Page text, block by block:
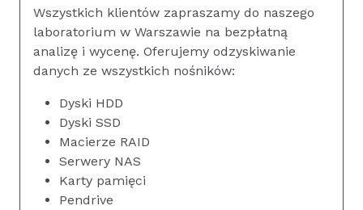
Wszystkich klientów zapraszamy do naszego
laboratorium w Warszawie na bezpłatną
analizę i wycenę. Oferujemy odzyskiwanie
danych ze wszystkich nośników:
Dyski HDD
Dyski SSD
Macierze RAID
Serwery NAS
Karty pamięci
Pendrive